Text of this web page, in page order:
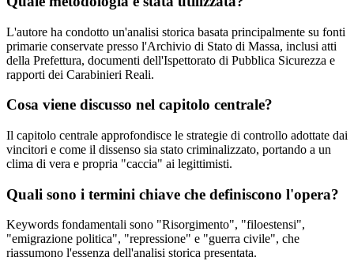
L'autore ha condotto un'analisi storica basata principalmente su fonti
primarie conservate presso l'Archivio di Stato di Massa, inclusi atti
della Prefettura, documenti dell'Ispettorato di Pubblica Sicurezza e
rapporti dei Carabinieri Reali.
Cosa viene discusso nel capitolo centrale?
Il capitolo centrale approfondisce le strategie di controllo adottate dai
vincitori e come il dissenso sia stato criminalizzato, portando a un
clima di vera e propria "caccia" ai legittimisti.
Quali sono i termini chiave che definiscono l'opera?
Keywords fondamentali sono "Risorgimento", "filoestensi",
"emigrazione politica", "repressione" e "guerra civile", che
riassumono l'essenza dell'analisi storica presentata.